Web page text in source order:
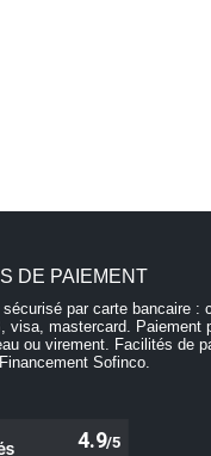
DE PAIEMENT